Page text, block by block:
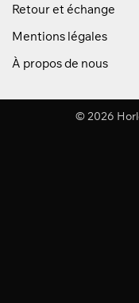
Retour et échange
Mentions légales
À propos de nous
© 2026